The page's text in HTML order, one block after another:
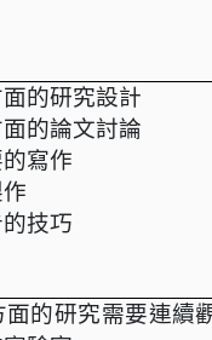
的研究設計
的論文討論
寫作
技巧
面的研究需要連續